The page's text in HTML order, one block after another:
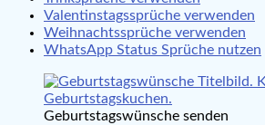
Valentinstagssprüche verwenden
Weihnachtssprüche verwenden
WhatsApp Status Sprüche nutzen
Geburtstagswünsche senden